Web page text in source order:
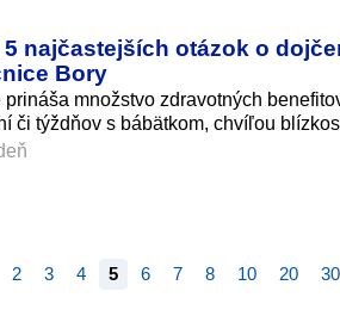
5 najčastejších otázok o
Bory
prináša množstvo zdravotných
či týždňov s bábätkom, chvíľou
2 3 4 5 6 7 8 10 20 30